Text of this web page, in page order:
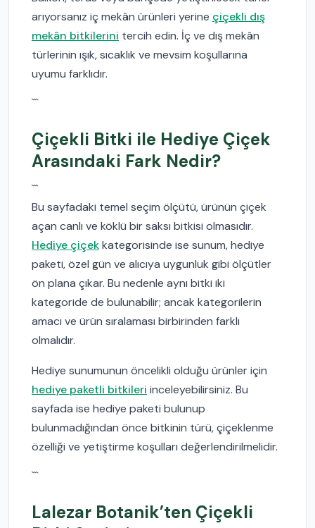
arıyorsanız iç mekân ürünleri yerine çiçekli dış
mekân bitkilerini tercih edin. İç ve dış mekân
türlerinin ışık, sıcaklık ve mevsim koşullarına
uyumu farklıdır.
```
Çiçekli Bitki ile Hediye Çiçek
Arasındaki Fark Nedir?
```
Bu sayfadaki temel seçim ölçütü, ürünün çiçek
açan canlı ve köklü bir saksı bitkisi olmasıdır.
Hediye çiçekkategorisinde ise sunum, hediye
paketi, özel gün ve alıcıya uygunluk gibi ölçütler
ön plana çıkar. Bu nedenle aynı bitki iki
kategoride de bulunabilir; ancak kategorilerin
amacı ve ürün sıralaması birbirinden farklı
olmalıdır.
Hediye sunumunun öncelikli olduğu ürünler için
hediye paketli bitkileri inceleyebilirsiniz. Bu
sayfada ise hediye paketi bulunup
bulunmadığından önce bitkinin türü, çiçeklenme
özelliği ve yetiştirme koşulları değerlendirilmelidir.
```
Lalezar Botanik’ten Çiçekli